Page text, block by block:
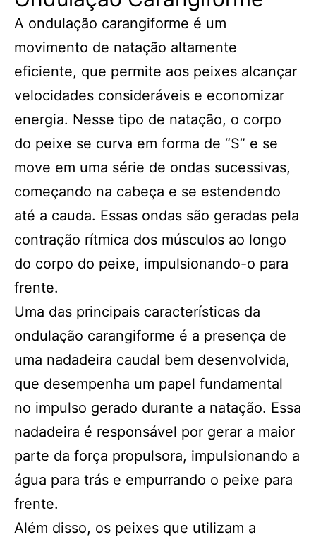
A ondulação carangiforme é um
movimento de natação altamente
eficiente, que permite aos peixes alcançar
velocidades consideráveis ​​e economizar
energia. Nesse tipo de natação, o corpo
do peixe se curva em forma de “S” e se
move em uma série de ondas sucessivas,
começando na cabeça e se estendendo
até a cauda. Essas ondas são geradas pela
contração rítmica dos músculos ao longo
do corpo do peixe, impulsionando-o para
frente.
Uma das principais características da
ondulação carangiforme é a presença de
uma nadadeira caudal bem desenvolvida,
que desempenha um papel fundamental
no impulso gerado durante a natação. Essa
nadadeira é responsável por gerar a maior
parte da força propulsora, impulsionando a
água para trás e empurrando o peixe para
frente.
Além disso, os peixes que utilizam a